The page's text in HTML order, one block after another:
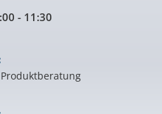
- 11:30
Produktberatung